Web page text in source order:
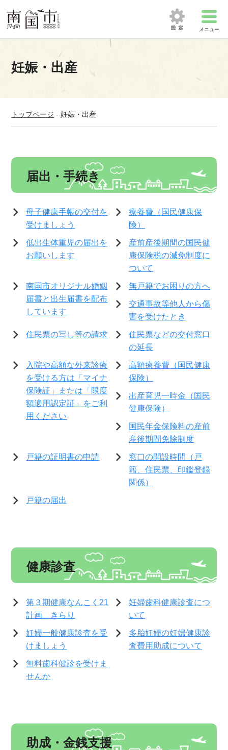
メニュー
妊娠・出産
トップページ -妊娠・出産
届出・手続き
母子健康手帳の交付を
受けましょう
療養費（国民健康保
険）
低出生体重児の届出を
お願いします
産前産後期間の国民健
康保険税の減免制度に
ついて
南国市オリジナル婚姻
届書と出生届書を配布
しています
無戸籍でお困りの方へ
交通事故等他人から傷
害を受けたとき
住民票の写し等の請求
住民票などの交付窓口
の延長
入院や高額な外来診療
を受ける方は「マイナ
保険証」または「限度
額適用認定証」をご利
用ください
高額療養費（国民健康
保険）
出産育児一時金（国民
健康保険）
国民年金保険料の産前
産後期間免除制度
戸籍の証明書の申請
窓口の開設時間（戸
籍、住民票、印鑑登録
関係）
戸籍の届出
健康診査
第３期健康なんこく21
計画 きらり
妊婦歯科健康診査につ
いて
妊婦一般健康診査を受
けましょう
多胎妊婦の妊婦健康診
査費用助成について
無料歯科健診を受けま
せんか
助成・金銭支援